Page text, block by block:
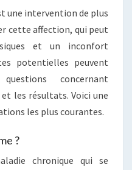
une intervention de plus
cette affection, qui peut
et un inconfort
potentielles peuvent
concernant
les résultats. Voici une
les plus courantes.
?
chronique qui se